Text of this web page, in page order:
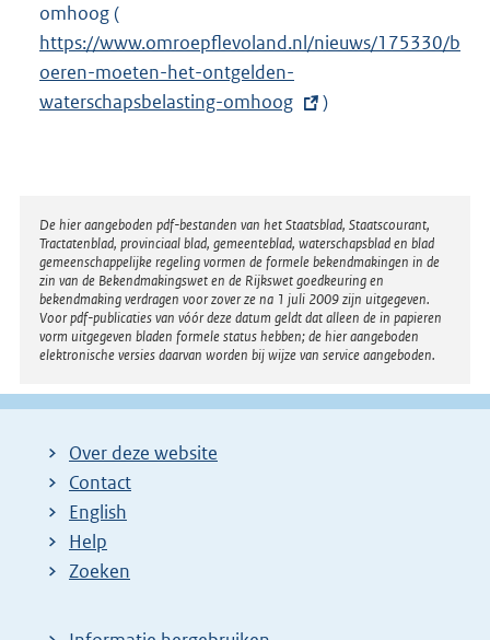
omhoog (
x
t
e
l
i
n
k
:
https://www.omroepflevoland.nl/nieuws/175330/b
oeren-moeten-het-ontgelden-
waterschapsbelasting-omhoog
)
Disclaimer
De hier aangeboden pdf-bestanden van het Staatsblad, Staatscourant,
Tractatenblad, provinciaal blad, gemeenteblad, waterschapsblad en blad
gemeenschappelijke regeling vormen de formele bekendmakingen in de
zin van de Bekendmakingswet en de Rijkswet goedkeuring en
bekendmaking verdragen voor zover ze na 1 juli 2009 zijn uitgegeven.
Voor pdf-publicaties van vóór deze datum geldt dat alleen de in papieren
vorm uitgegeven bladen formele status hebben; de hier aangeboden
elektronische versies daarvan worden bij wijze van service aangeboden.
Over deze website
Contact
English
Help
Zoeken